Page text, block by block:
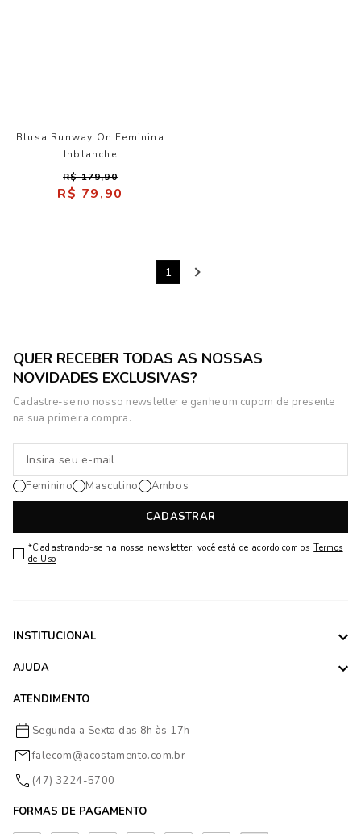
Blusa Runway On Feminina
Inblanche
R$ 179,90
R$ 79,90
1
QUER RECEBER TODAS AS NOSSAS
NOVIDADES EXCLUSIVAS?
Cadastre-se no nosso newsletter e ganhe um cupom de presente
na sua primeira compra.
CADASTRAR
Feminino Masculino Ambos
*Cadastrando-se na nossa newsletter, você está de acordo com os Termos
de Uso
INSTITUCIONAL
AJUDA
ATENDIMENTO
Segunda a Sexta das 8h às 17h
falecom@acostamento.com.br
(47) 3224-5700
FORMAS DE PAGAMENTO